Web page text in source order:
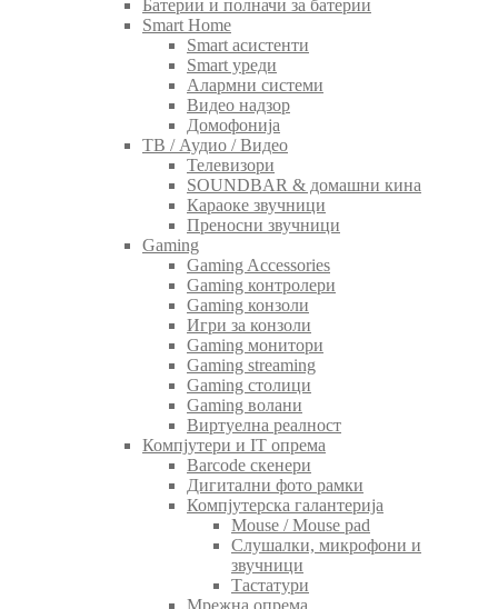
Батерии и полначи за батерии
Smart Home
Smart асистенти
Smart уреди
Алармни системи
Видео надзор
Домофонија
ТВ / Аудио / Видео
Телевизори
SOUNDBAR & домашни кина
Караоке звучници
Преносни звучници
Gaming
Gaming Accessories
Gaming контролери
Gaming конзоли
Игри за конзоли
Gaming монитори
Gaming streaming
Gaming столици
Gaming волани
Виртуелна реалност
Компјутери и IT опрема
Barcode скенери
Дигитални фото рамки
Компјутерска галантерија
Mouse / Mouse pad
Слушалки, микрофони и
звучници
Тастатури
Мрежна опрема